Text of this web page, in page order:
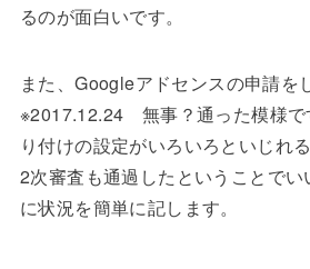
るのが面白いです。
また、Googleアドセンスの申請を
※2017.12.24 無事？通った模様で
り付けの設定がいろいろといじれ
2次審査も通過したということで
に状況を簡単に記します。